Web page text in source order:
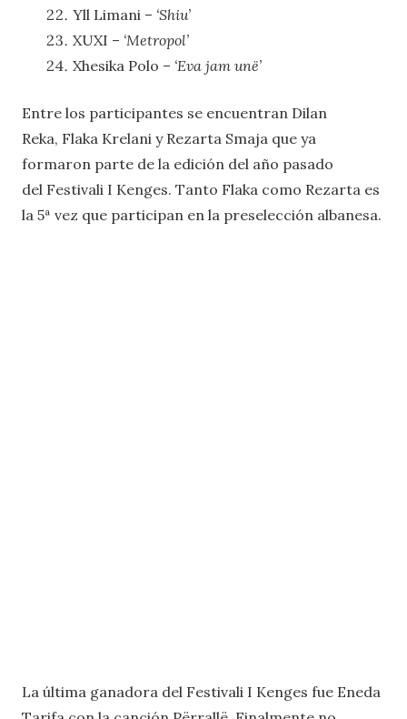
Yll Limani – ‘Shiu’
XUXI – ‘Metropol’
Xhesika Polo – ‘Eva jam unë’
Entre los participantes se encuentran Dilan
Reka, Flaka Krelani y Rezarta Smaja que ya
formaron parte de la edición del año pasado
del Festivali I Kenges. Tanto Flaka como Rezarta es
la 5ª vez que participan en la preselección albanesa.
La última ganadora del Festivali I Kenges fue Eneda